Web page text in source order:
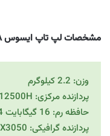
مشخصات لپ تاپ ایسوس TUF Gaming F15 FX507ZC4-BA:
وزن: 2.2 کیلوگرم
پردازنده مرکزی: Intel Core i5 12500H
حافظه رم: 16 گیگابایت DDR4
پردازنده گرافیکی: NVIDIA GEFORCE RTX3050